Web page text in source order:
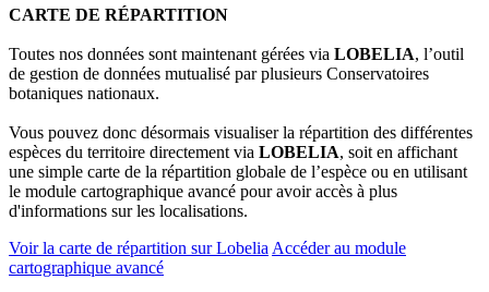
CARTE DE RÉPARTITION
Toutes nos données sont maintenant gérées via LOBELIA, l’outil
de gestion de données mutualisé par plusieurs Conservatoires
botaniques nationaux.
Vous pouvez donc désormais visualiser la répartition des différentes
espèces du territoire directement via LOBELIA, soit en affichant
une simple carte de la répartition globale de l’espèce ou en utilisant
le module cartographique avancé pour avoir accès à plus
d'informations sur les localisations.
Voir la carte de répartition sur Lobelia Accéder au module
cartographique avancé